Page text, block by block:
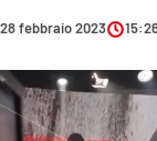
SOCIETÀ
28 febbraio 2023